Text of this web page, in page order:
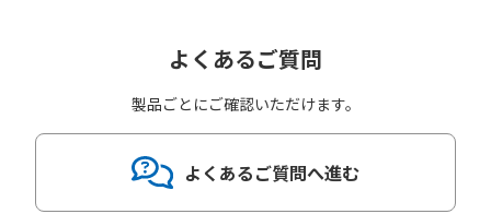
よくあるご質問
製品ごとにご確認いただけます。
よくあるご質問へ進む